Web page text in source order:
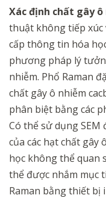
Xác định chất gây ô
thuật không tiếp xúc
cấp thông tin hóa
phương pháp lý
nhiễm. Phổ Raman
chất gây ô nhiễm
phân biệt bằng các
Có thể sử dụng
của các hạt chất gây
học không thể quan
thể được nhắm mục
Raman bằng thiết bị